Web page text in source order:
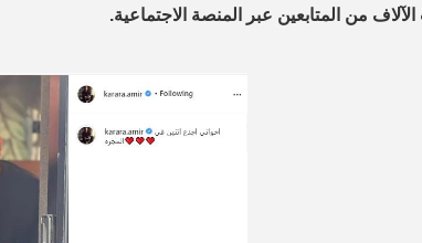
من المتابعين عبر المنصة الاجتماعية.